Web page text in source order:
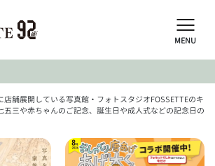
MENU
舗展開している写真館・フォトスタジオFOSSETTEのキ
五三や赤ちゃんのご記念、誕生日や成人式などの記念日の